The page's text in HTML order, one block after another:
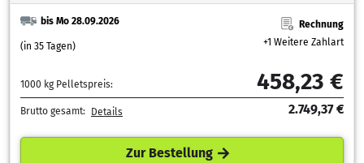
bis Mo 28.09.2026
(in 35 Tagen)
Rechnung
+1 Weitere Zahlart
1000 kg Pelletspreis: 458,23 €
Brutto gesamt: Details 2.749,37 €
Zur Bestellung